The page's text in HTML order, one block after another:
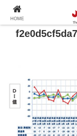
HOME